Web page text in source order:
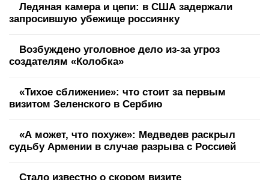
Ледяная камера и цепи: в США задержали
запросившую убежище россиянку
Возбуждено уголовное дело из-за угроз
создателям «Колобка»
«Тихое сближение»: что стоит за первым
визитом Зеленского в Сербию
«А может, что похуже»: Медведев раскрыл
судьбу Армении в случае разрыва с Россией
Стало известно о скором визите